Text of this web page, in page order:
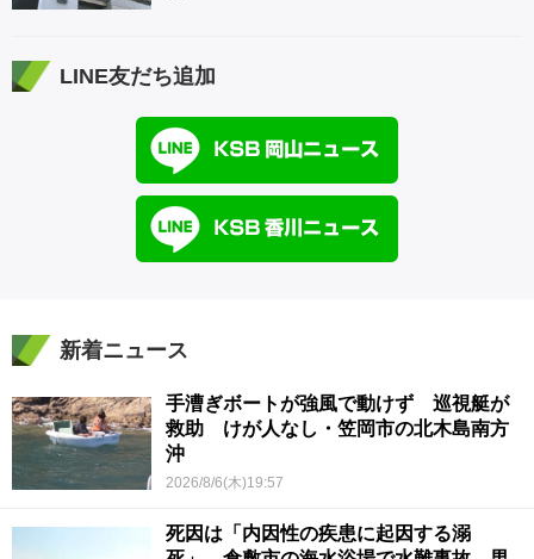
LINE友だち追加
新着ニュース
手漕ぎボートが強風で動けず 巡視艇が
救助 けが人なし・笠岡市の北木島南方
沖
2026/8/6(木)19:57
死因は「内因性の疾患に起因する溺